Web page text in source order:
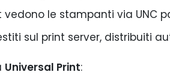
vedono le stampanti via UNC
sul print server, distribuiti
Universal Print: